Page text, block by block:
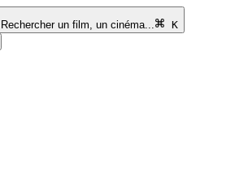
Rechercher un film, un cinéma...
K